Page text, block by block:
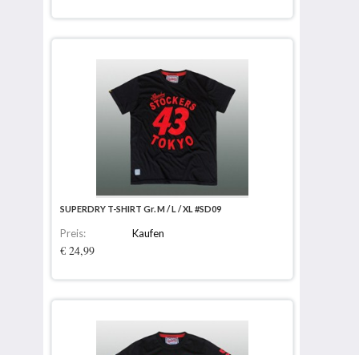
SUPERDRY T-SHIRT Gr. M / L / XL #SD09
Preis:
€ 24,99
Kaufen